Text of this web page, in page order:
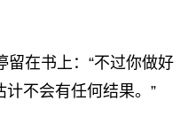
在书上：“不过你做好
不会有任何结果。”